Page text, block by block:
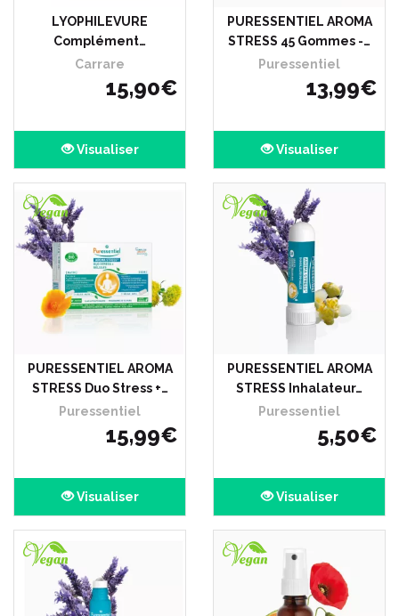
LYOPHILEVURE
Complément…
Carrare
15,90€
Visualiser
PURESSENTIEL AROMA
STRESS 45 Gommes -…
Puressentiel
13,99€
Visualiser
PURESSENTIEL AROMA
STRESS Duo Stress +…
Puressentiel
15,99€
Visualiser
PURESSENTIEL AROMA
STRESS Inhalateur…
Puressentiel
5,50€
Visualiser